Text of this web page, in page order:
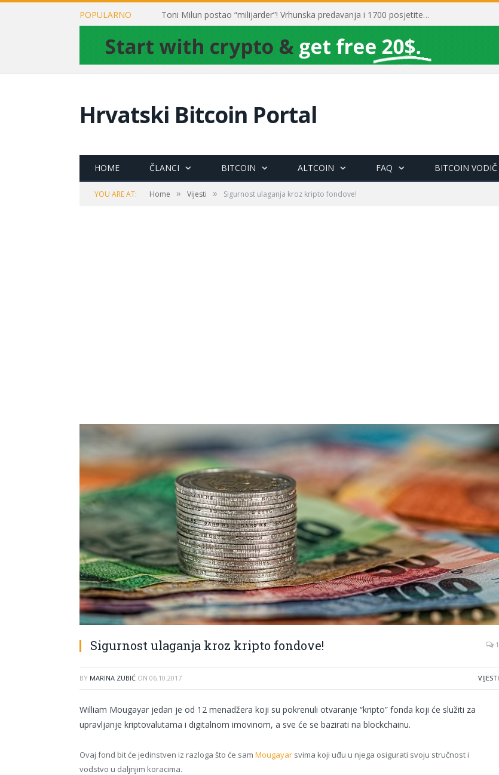
POPULARNO Toni Milun postao “milijarder”! Vrhunska predavanja i 1700 posjetitelja obilježili su mjesec financijske pismenosti
Hrvatski Bitcoin Portal
HOME ČLANCI BITCOIN ALTCOIN FAQ BITCOIN VODIČ
YOU ARE AT: Home » Vijesti » Sigurnost ulaganja kroz kripto fondove!
Sigurnost ulaganja kroz kripto fondove! 1
BY MARINA ZUBIĆ ON 06.10.2017 VIJESTI
William Mougayar jedan je od 12 menadžera koji su pokrenuli otvaranje “kripto” fonda koji će služiti za
upravljanje kriptovalutama i digitalnom imovinom, a sve će se bazirati na blockchainu.
Ovaj fond bit će jedinstven iz razloga što će sam Mougayar svima koji uđu u njega osigurati svoju stručnost i
vodstvo u daljnjim koracima.